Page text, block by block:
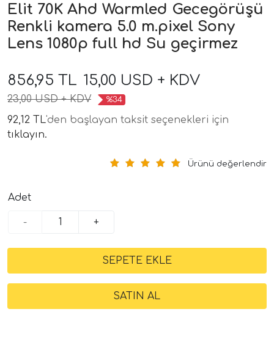
Elit 70K Ahd Warmled Gecegörüşü
Renkli kamera 5.0 m.pixel Sony
Lens 1080p full hd Su geçirmez
856,95 TL 15,00 USD + KDV
23,00 USD + KDV %34
92,12 TL'den başlayan taksit seçenekleri için
tıklayın.
Ürünü değerlendir
Adet
- +